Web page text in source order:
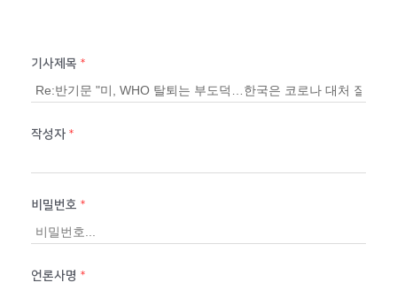
기사제목 *
작성자 *
비밀번호 *
언론사명 *